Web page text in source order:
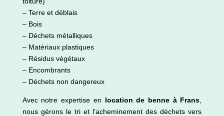
– Terre et déblais
– Bois
– Déchets métalliques
– Matériaux plastiques
– Résidus végétaux
– Encombrants
– Déchets non dangereux
Avec notre expertise en location de benne à Frans
nous gérons le tri et l’acheminement des déchets vers